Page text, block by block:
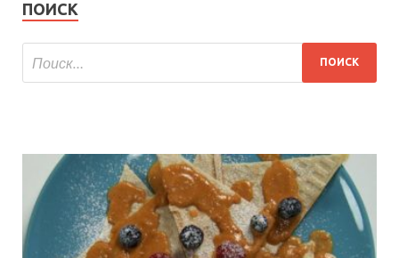
ПОИСК